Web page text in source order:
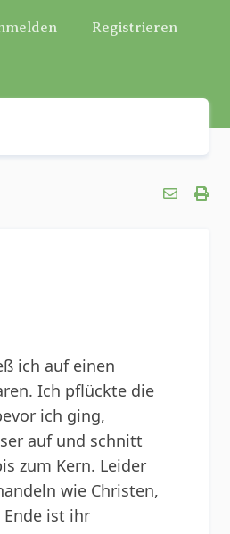
Registrieren
ich auf einen
Ich pflückte die
ich ging,
auf und schnitt
zum Kern. Leider
wie Christen,
ist ihr